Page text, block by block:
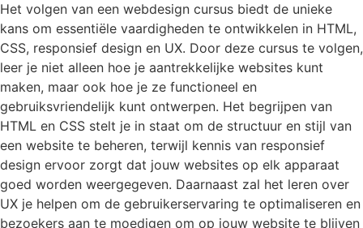
Het volgen van een webdesign cursus biedt de unieke
kans om essentiële vaardigheden te ontwikkelen in HTML,
CSS, responsief design en UX. Door deze cursus te volgen,
leer je niet alleen hoe je aantrekkelijke websites kunt
maken, maar ook hoe je ze functioneel en
gebruiksvriendelijk kunt ontwerpen. Het begrijpen van
HTML en CSS stelt je in staat om de structuur en stijl van
een website te beheren, terwijl kennis van responsief
design ervoor zorgt dat jouw websites op elk apparaat
goed worden weergegeven. Daarnaast zal het leren over
UX je helpen om de gebruikerservaring te optimaliseren en
bezoekers aan te moedigen om op jouw website te blijven